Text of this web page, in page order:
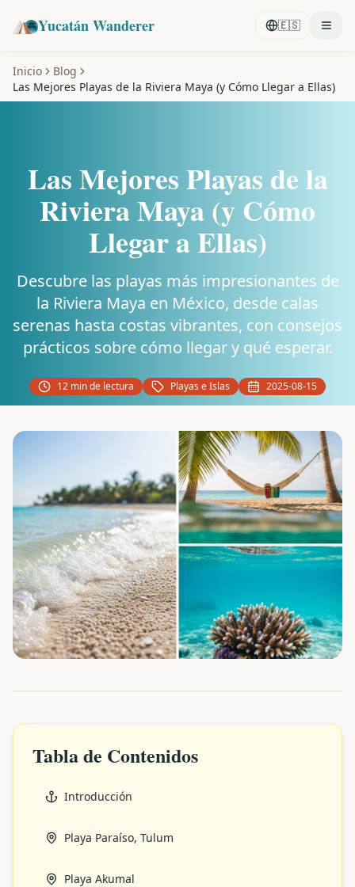
Yucatán Wanderer 🇪🇸
Inicio
Blog
Las Mejores Playas de la Riviera Maya (y Cómo Llegar a Ellas)
Las Mejores Playas de la
Riviera Maya (y Cómo
Llegar a Ellas)
Descubre las playas más impresionantes de
la Riviera Maya en México, desde calas
serenas hasta costas vibrantes, con consejos
prácticos sobre cómo llegar y qué esperar.
12 min de lectura Playas e Islas 2025-08-15
Tabla de Contenidos
Introducción
Playa Paraíso, Tulum
Playa Akumal